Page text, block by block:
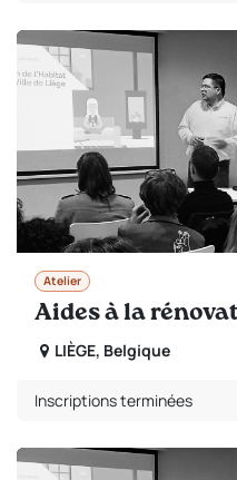
Atelier
Aides à la
LIÈGE, Belgique
Inscriptions terminées